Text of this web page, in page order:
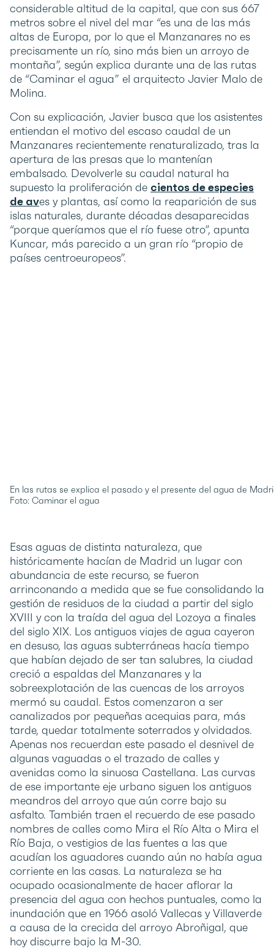
considerable altitud de la capital, que con sus 667
metros sobre el nivel del mar “es una de las más
altas de Europa, por lo que el Manzanares no es
precisamente un río, sino más bien un arroyo de
montaña”, según explica durante una de las rutas
de “Caminar el agua” el arquitecto Javier Malo de
Molina.
Con su explicación, Javier busca que los asistentes
entiendan el motivo del escaso caudal de un
Manzanares recientemente renaturalizado, tras la
apertura de las presas que lo mantenían
embalsado. Devolverle su caudal natural ha
supuesto la proliferación de cientos de especies
de aves y plantas, así como la reaparición de sus
islas naturales, durante décadas desaparecidas
“porque queríamos que el río fuese otro”, apunta
Kuncar, más parecido a un gran río “propio de
países centroeuropeos”.
En las rutas se explica el pasado y el presente del agua de
Foto: Caminar el agua
Esas aguas de distinta naturaleza, que
históricamente hacían de Madrid un lugar con
abundancia de este recurso, se fueron
arrinconando a medida que se fue consolidando la
gestión de residuos de la ciudad a partir del siglo
XVIII y con la traída del agua del Lozoya a finales
del siglo XIX. Los antiguos viajes de agua cayeron
en desuso, las aguas subterráneas hacía tiempo
que habían dejado de ser tan salubres, la ciudad
creció a espaldas del Manzanares y la
sobreexplotación de las cuencas de los arroyos
mermó su caudal. Estos comenzaron a ser
canalizados por pequeñas acequias para, más
tarde, quedar totalmente soterrados y olvidados.
Apenas nos recuerdan este pasado el desnivel de
algunas vaguadas o el trazado de calles y
avenidas como la sinuosa Castellana. Las curvas
de ese importante eje urbano siguen los antiguos
meandros del arroyo que aún corre bajo su
asfalto. También traen el recuerdo de ese pasado
nombres de calles como Mira el Río Alta o Mira el
Río Baja, o vestigios de las fuentes a las que
acudían los aguadores cuando aún no había agua
corriente en las casas. La naturaleza se ha
ocupado ocasionalmente de hacer aflorar la
presencia del agua con hechos puntuales, como la
inundación que en 1966 asoló Vallecas y Villaverde
a causa de la crecida del arroyo Abroñigal, que
hoy discurre bajo la M-30.